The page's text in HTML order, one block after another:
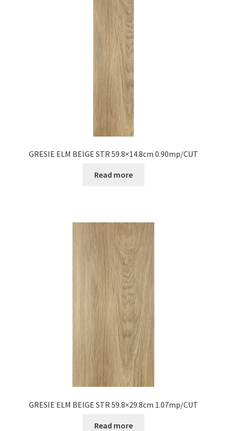
Politică de confidențialitate
GRESIE ELM BEIGE STR 59.8×14.8cm 0.90mp/CUT
Read more
GRESIE ELM BEIGE STR 59.8×29.8cm 1.07mp/CUT
Read more